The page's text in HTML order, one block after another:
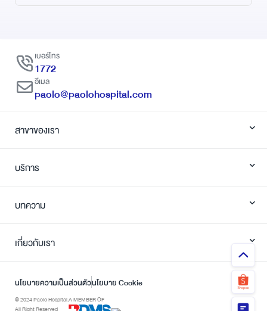
เบอร์โทร
1772
อีเมล
paolo@paolohospital.com
สาขาของเรา
บริการ
บทความ
เกี่ยวกับเรา
นโยบายความเป็นส่วนตัวนโยบาย Cookie
© 2024 Paolo Hospital.A MEMBER OF